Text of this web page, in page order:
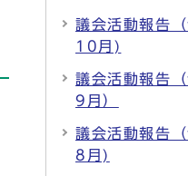
議会活動報告
10月)
議会活動報告
9月）
議会活動報告
8月)